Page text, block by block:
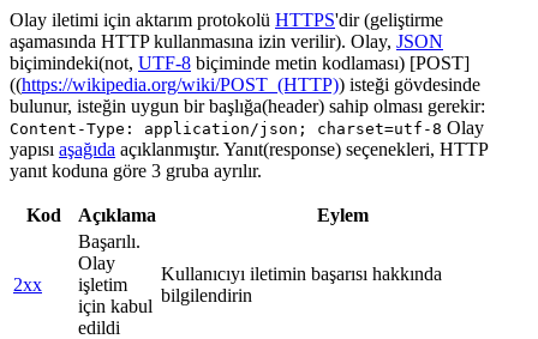
Olay iletimi için aktarım protokolü HTTPS'dir (geliştirme
aşamasında HTTP kullanmasına izin verilir). Olay, JSON
biçimindeki(not, UTF-8 biçiminde metin kodlaması) [POST]
((https://wikipedia.org/wiki/POST_(HTTP)) isteği gövdesinde
bulunur, isteğin uygun bir başlığa(header) sahip olması gerekir:
Content-Type: application/json; charset=utf-8 Olay
yapısı aşağıda açıklanmıştır. Yanıt(response) seçenekleri, HTTP
yanıt koduna göre 3 gruba ayrılır.
Kod Açıklama Eylem
2xx
Başarılı.
Olay
işletim
için kabul
edildi
Kullanıcıyı iletimin başarısı hakkında
bilgilendirin